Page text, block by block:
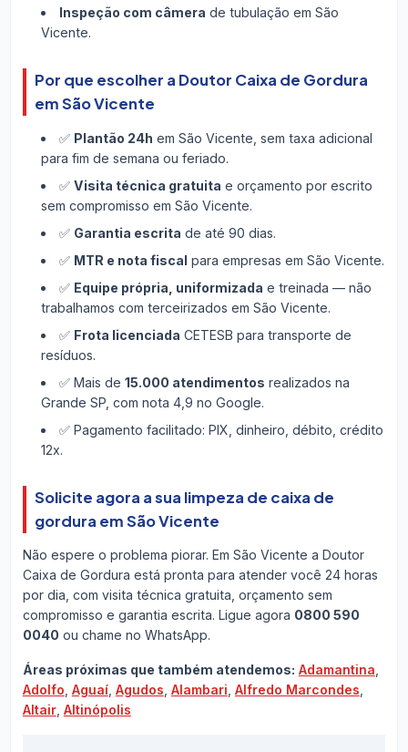
Inspeção com câmera de tubulação em São
Vicente.
Por que escolher a Doutor Caixa de Gordura
em São Vicente
✅ Plantão 24h em São Vicente, sem taxa adicional
para fim de semana ou feriado.
✅ Visita técnica gratuita e orçamento por escrito
sem compromisso em São Vicente.
✅ Garantia escrita de até 90 dias.
✅ MTR e nota fiscal para empresas em São Vicente.
✅ Equipe própria, uniformizada e treinada — não
trabalhamos com terceirizados em São Vicente.
✅ Frota licenciada CETESB para transporte de
resíduos.
✅ Mais de 15.000 atendimentos realizados na
Grande SP, com nota 4,9 no Google.
✅ Pagamento facilitado: PIX, dinheiro, débito, crédito
12x.
Solicite agora a sua limpeza de caixa de
gordura em São Vicente
Não espere o problema piorar. Em São Vicente a Doutor
Caixa de Gordura está pronta para atender você 24 horas
por dia, com visita técnica gratuita, orçamento sem
compromisso e garantia escrita. Ligue agora 0800 590
0040 ou chame no WhatsApp.
Áreas próximas que também atendemos: Adamantina
Adolfo Aguaí, Agudos Alambari Alfredo Marcondes
Altair, Altinópolis